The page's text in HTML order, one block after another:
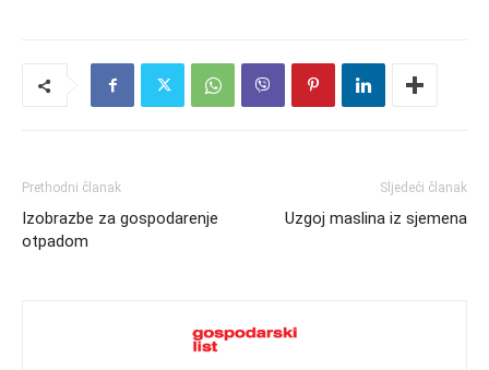
Prethodni članak
Izobrazbe za gospodarenje
otpadom
Sljedeći članak
Uzgoj maslina iz sjemena